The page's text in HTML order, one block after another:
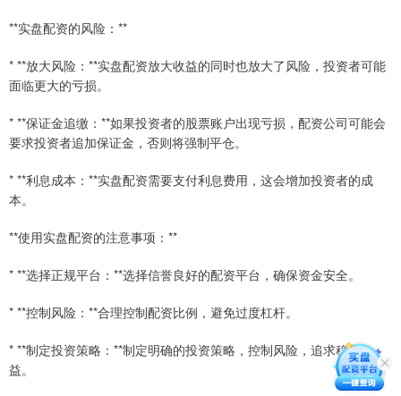
**实盘配资的风险：**
* **放大风险：**实盘配资放大收益的同时也放大了风险，投资者可能
面临更大的亏损。
* **保证金追缴：**如果投资者的股票账户出现亏损，配资公司可能会
要求投资者追加保证金，否则将强制平仓。
* **利息成本：**实盘配资需要支付利息费用，这会增加投资者的成
本。
**使用实盘配资的注意事项：**
* **选择正规平台：**选择信誉良好的配资平台，确保资金安全。
* **控制风险：**合理控制配资比例，避免过度杠杆。
* **制定投资策略：**制定明确的投资策略，控制风险，追求稳定收
益。